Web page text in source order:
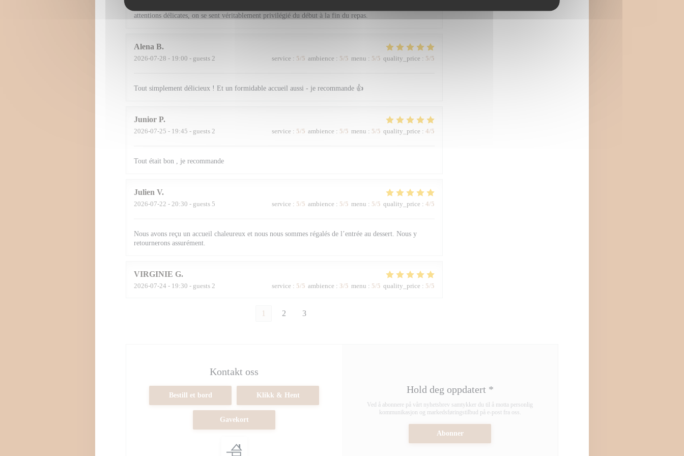
attentions délicates, on se sent véritablement privilégié du début à la fin du repas.
Alena B
2026-07-28 - 19:00 - guests 2 service : 5/5 ambience : 5/5 menu : 5/5 quality_price : 5/5
Tout simplement délicieux ! Et un formidable accueil aussi - je recommande 👍
Junior P
2026-07-25 - 19:45 - guests 2 service : 5/5 ambience : 5/5 menu : 5/5 quality_price : 4/5
Tout était bon , je recommande
Julien V
2026-07-22 - 20:30 - guests 5 service : 5/5 ambience : 5/5 menu : 5/5 quality_price : 4/5
Nous avons reçu un accueil chaleureux et nous nous sommes régalés de l’entrée au dessert. Nous y
retournerons assurément.
VIRGINIE G
2026-07-24 - 19:30 - guests 2 service : 5/5 ambience : 3/5 menu : 5/5 quality_price : 5/5
1 2 3
Kontakt oss
Bestill et bord Klikk & Hent
Gavekort
Hold deg oppdatert *
Ved å abonnere på vårt nyhetsbrev samtykker du til å motta personlig
kommunikasjon og markedsføringstilbud på e-post fra oss.
Abonner